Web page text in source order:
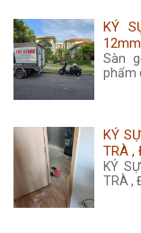
KÝ
Sàn
phẩm
KÝ
TRÀ ,
KÝ
TRÀ ,